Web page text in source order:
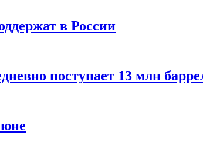
в России
поступает 13 млн